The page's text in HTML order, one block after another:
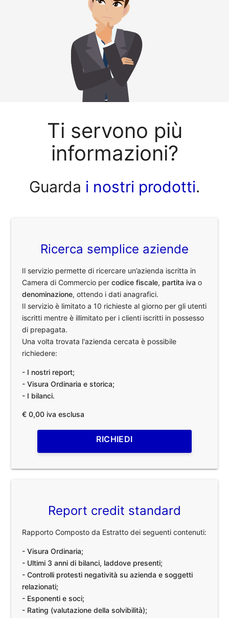
Ti servono più
informazioni?
Guarda i nostri prodotti.
Ricerca semplice aziende
Il servizio permette di ricercare un’azienda iscritta in
Camera di Commercio percodice fiscale, partita iva o
denominazione, ottendo i dati anagrafici.
Il servizio è limitato a 10 richieste al giorno per gli utenti
iscritti mentre è illimitato per i clienti iscritti in possesso
di prepagata.
Una volta trovata l'azienda cercata è possibile
richiedere:
- I nostri report;
- Visura Ordinaria e storica;
- I bilanci.
€ 0,00 iva esclusa
RICHIEDI
Report credit standard
Rapporto Composto da Estratto dei seguenti contenuti:
- Visura Ordinaria;
- Ultimi 3 anni di bilanci, laddove presenti;
- Controlli protesti negatività su azienda e soggetti
relazionati;
- Esponenti e soci;
- Rating (valutazione della solvibilità);